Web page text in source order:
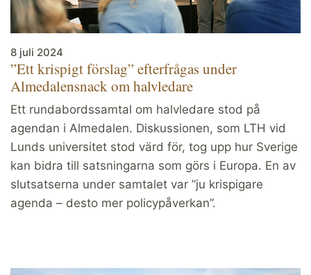
8 juli 2024
”Ett krispigt förslag” efterfrågas under
Almedalensnack om halvledare
Ett rundabordssamtal om halvledare stod på
agendan i Almedalen. Diskussionen, som LTH vid
Lunds universitet stod värd för, tog upp hur Sverige
kan bidra till satsningarna som görs i Europa. En av
slutsatserna under samtalet var ”ju krispigare
agenda – desto mer policypåverkan”.